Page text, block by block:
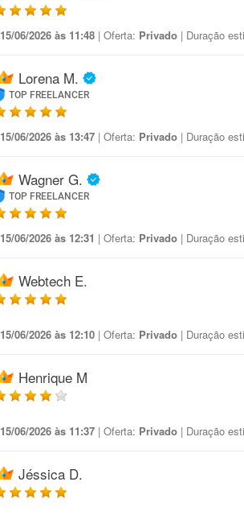
15/06/2026 às 11:48 | Oferta: Privado | Duração
Lorena M.
TOP FREELANCER
15/06/2026 às 13:47 | Oferta: Privado | Duração
Wagner G.
TOP FREELANCER
15/06/2026 às 12:31 | Oferta: Privado | Duração
Webtech E.
15/06/2026 às 12:10 | Oferta: Privado | Duração
Henrique M
15/06/2026 às 11:37 | Oferta: Privado | Duração
Jéssica D.